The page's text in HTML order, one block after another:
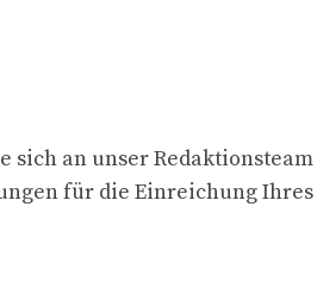
sich an unser
für die Einreichung